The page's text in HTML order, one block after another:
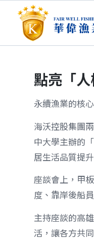
點亮「人
永續漁業的核
海沃控股集團
中大學主辦的
居生活品質提
座談會上，甲
度、靠岸後船
主持座談的高
活，讓各方共